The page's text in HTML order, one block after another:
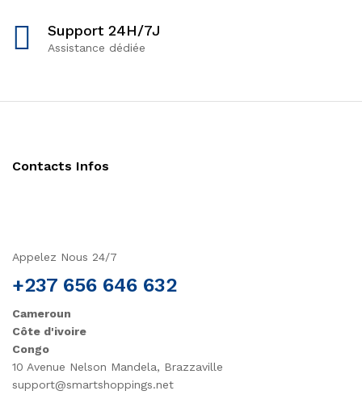
Support 24H/7J
Assistance dédiée
Contacts Infos
Appelez Nous 24/7
+237 656 646 632
Cameroun
Côte d'ivoire
Congo
10 Avenue Nelson Mandela, Brazzaville
support@smartshoppings.net